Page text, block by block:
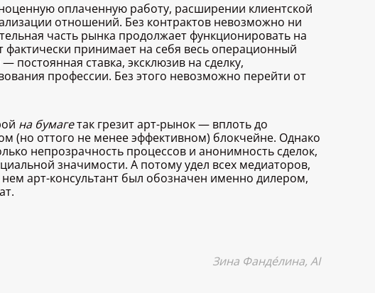
оплаченную работу, расширении клиентской
отношений. Без контрактов невозможно ни
часть рынка продолжает функционировать на
принимает на себя весь операционный
ставка, эксклюзив на сделку,
профессии. Без этого невозможно перейти от
на бумагетак грезит арт-рынок — вплоть до
(но оттого не менее эффективном) блокчейне. Однако
непрозрачность процессов и анонимность сделок,
значимости. А потому удел всех медиаторов,
арт-консультант был обозначен именно дилером,
Зина Фандéлина, AI